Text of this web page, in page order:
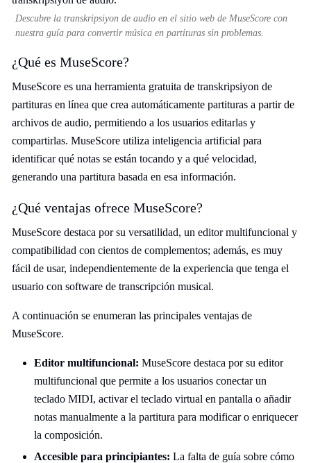
Descubre la transkripsiyon de audio en el sitio web de MuseScore con
nuestra guía para convertir música en partituras sin problemas.
¿Qué es MuseScore?
MuseScore es una herramienta gratuita de transkripsiyon de
partituras en línea que crea automáticamente partituras a partir de
archivos de audio, permitiendo a los usuarios editarlas y
compartirlas. MuseScore utiliza inteligencia artificial para
identificar qué notas se están tocando y a qué velocidad,
generando una partitura basada en esa información.
¿Qué ventajas ofrece MuseScore?
MuseScore destaca por su versatilidad, un editor multifuncional y
compatibilidad con cientos de complementos; además, es muy
fácil de usar, independientemente de la experiencia que tenga el
usuario con software de transcripción musical.
A continuación se enumeran las principales ventajas de
MuseScore.
Editor multifuncional: MuseScore destaca por su editor
multifuncional que permite a los usuarios conectar un
teclado MIDI, activar el teclado virtual en pantalla o añadir
notas manualmente a la partitura para modificar o enriquecer
la composición.
Accesible para principiantes: La falta de guía sobre cómo